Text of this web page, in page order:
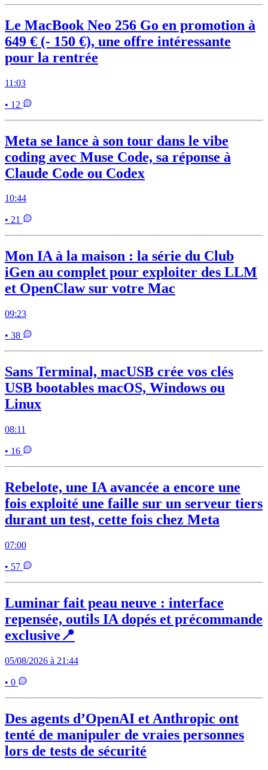
Le MacBook Neo 256 Go en promotion à
649 € (- 150 €), une offre intéressante
pour la rentrée
11:03
• 12
Meta se lance à son tour dans le vibe
coding avec Muse Code, sa réponse à
Claude Code ou Codex
10:44
• 21
Mon IA à la maison : la série du Club
iGen au complet pour exploiter des LLM
et OpenClaw sur votre Mac
09:23
• 38
Sans Terminal, macUSB crée vos clés
USB bootables macOS, Windows ou
Linux
08:11
• 16
Rebelote, une IA avancée a encore une
fois exploité une faille sur un serveur tiers
durant un test, cette fois chez Meta
07:00
• 57
Luminar fait peau neuve : interface
repensée, outils IA dopés et précommande
exclusive📍
05/08/2026 à 21:44
• 0
Des agents d’OpenAI et Anthropic ont
tenté de manipuler de vraies personnes
lors de tests de sécurité